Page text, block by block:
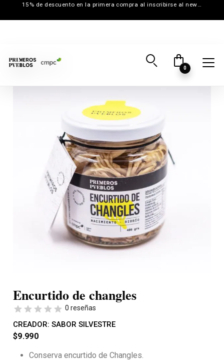
15% de descuento en la primera compra al inscribirse al newsletter
0
Encurtido de changles
0 reseñas
CREADOR: SABOR SILVESTRE
$9.990
Conserva encurtido de Changles.